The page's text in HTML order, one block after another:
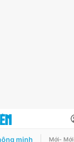
minh Mới-